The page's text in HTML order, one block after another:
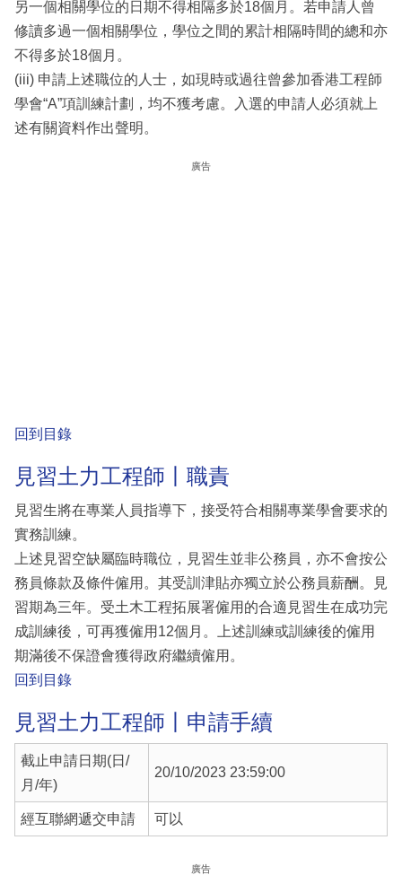
另一個相關學位的日期不得相隔多於18個月。若申請人曾
修讀多過一個相關學位，學位之間的累計相隔時間的總和亦
不得多於18個月。
(iii) 申請上述職位的人士，如現時或過往曾參加香港工程師
學會“A”項訓練計劃，均不獲考慮。入選的申請人必須就上
述有關資料作出聲明。
廣告
回到目錄
見習土力工程師丨職責
見習生將在專業人員指導下，接受符合相關專業學會要求的
實務訓練。
上述見習空缺屬臨時職位，見習生並非公務員，亦不會按公
務員條款及條件僱用。其受訓津貼亦獨立於公務員薪酬。見
習期為三年。受土木工程拓展署僱用的合適見習生在成功完
成訓練後，可再獲僱用12個月。上述訓練或訓練後的僱用
期滿後不保證會獲得政府繼續僱用。
回到目錄
見習土力工程師丨申請手續
截止申請日期(日/
月/年)
20/10/2023 23:59:00
經互聯網遞交申請 可以
廣告